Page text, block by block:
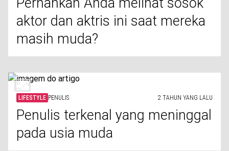
aktor dan aktris ini saat mereka
masih muda?
LIFESTYLE PENULIS 2 TAHUN YANG LALU
Penulis terkenal yang meninggal
pada usia muda